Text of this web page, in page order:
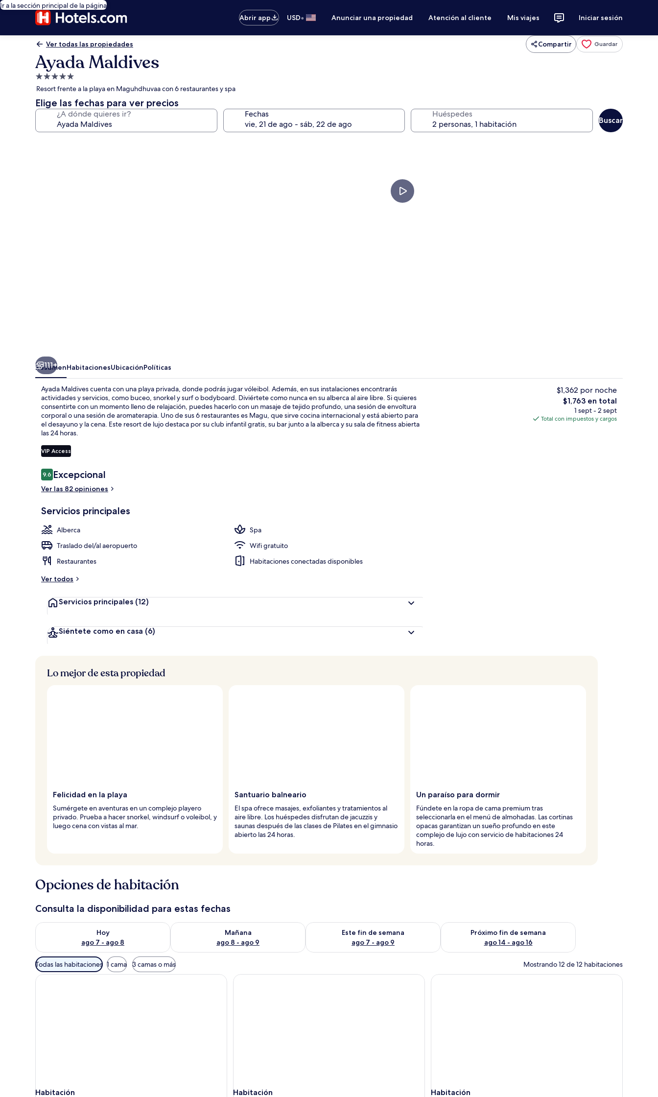
Ir a la sección principal de la página
Abrir app
USD• Anunciar una propiedad Atención al cliente Mis viajes Iniciar sesión
Ver todas las propiedades Compartir Guardar
Ayada Maldives
Propiedad
de
5.0
estrellas
Resort frente a la playa en Maguhdhuvaa con 6 restaurantes y spa
Elige las fechas para ver precios
¿A dónde quieres ir? Fechas Huéspedes
Buscar
Vista desde la habitación
111+
ResumenHabitacionesUbicaciónPolíticas
Ayada Maldives cuenta con una playa privada, donde podrás jugar vóleibol. Además, en sus instalaciones encontrarás
actividades y servicios, como buceo, snorkel y surf o bodyboard. Diviértete como nunca en su alberca al aire libre. Si quieres
consentirte con un momento lleno de relajación, puedes hacerlo con un masaje de tejido profundo, una sesión de envoltura
corporal o una sesión de aromaterapia. Uno de sus 6 restaurantes es Magu, que sirve cocina internacional y está abierto para
el desayuno y la cena. Este resort de lujo destaca por su club infantil gratis, su bar junto a la alberca y su sala de fitness abierta
las 24 horas.
VIP Access
Opiniones
9.69.6 de 10,
Excepcional
Ver las 82 opiniones
Servicios principales
Alberca
Spa
Traslado del/al aeropuerto
Wifi gratuito
Restaurantes
Habitaciones conectadas disponibles
Ver todos
Servicios principales (12)
Siéntete como en casa (6)
$1,362 por noche
El
precio
total
$1,763 en total
1 sept - 2 sept
Total con impuestos y cargos
Lo mejor de esta propiedad
Felicidad en la playa
Sumérgete en aventuras en un complejo playero
privado. Prueba a hacer snorkel, windsurf o voleibol, y
luego cena con vistas al mar.
Santuario balneario
El spa ofrece masajes, exfoliantes y tratamientos al
aire libre. Los huéspedes disfrutan de jacuzzis y
saunas después de las clases de Pilates en el gimnasio
abierto las 24 horas.
Un paraíso para dormir
Fúndete en la ropa de cama premium tras
seleccionarla en el menú de almohadas. Las cortinas
opacas garantizan un sueño profundo en este
complejo de lujo con servicio de habitaciones 24
horas.
Opciones de habitación
Consulta la disponibilidad para estas fechas
Hoy
ago 7 - ago 8
Consulta la disponibilidad para hoy ago 7 - ago 8
Mañana
ago 8 - ago 9
Consulta la disponibilidad para mañana ago 8 - ago 9
Este fin de semana
ago 7 - ago 9
Consulta la disponibilidad para este fin de semana ago 7 - ago 9
Próximo fin de semana
ago 14 - ago 16
Consulta la disponibilidad para el próximo fin de semana ago
Filtros
disponibles
para
Todas las habitaciones 1 cama 3 camas o más Mostrando 12 de 12 habitaciones
Habitación Habitación Habitación